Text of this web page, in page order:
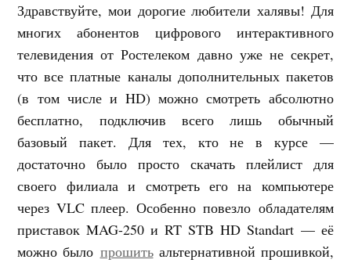
Здравствуйте, мои дорогие любители халявы! Для
многих абонентов цифрового интерактивного
телевидения от Ростелеком давно уже не секрет,
что все платные каналы дополнительных пакетов
(в том числе и HD) можно смотреть абсолютно
бесплатно, подключив всего лишь обычный
базовый пакет. Для тех, кто не в курсе —
достаточно было просто скачать плейлист для
своего филиала и смотреть его на компьютере
через VLC плеер. Особенно повезло обладателям
приставок MAG-250 и RT STB HD Standart — её
можно было прошитьальтернативной прошивкой,